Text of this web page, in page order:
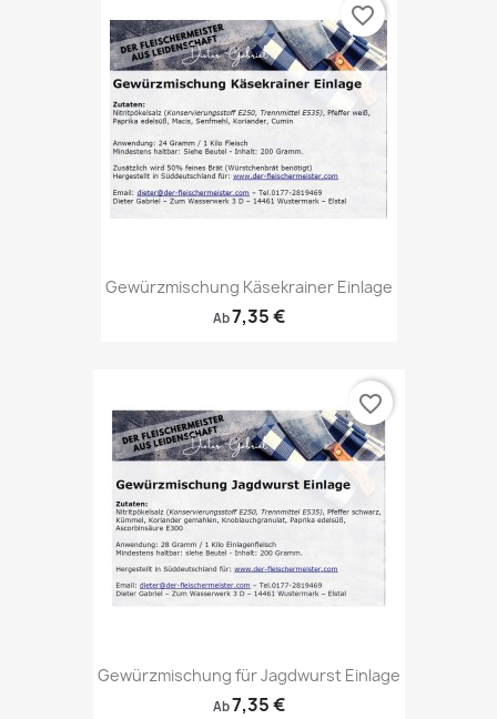
Gewürzmischung Käsekrainer Einlage
Ab7,35 €
favorite_border
Gewürzmischung für Jagdwurst Einlage
Ab7,35 €
favorite_border